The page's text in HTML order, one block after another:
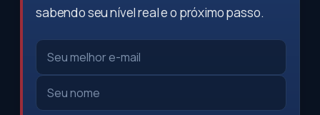
sabendo seu nível real e o próximo passo.